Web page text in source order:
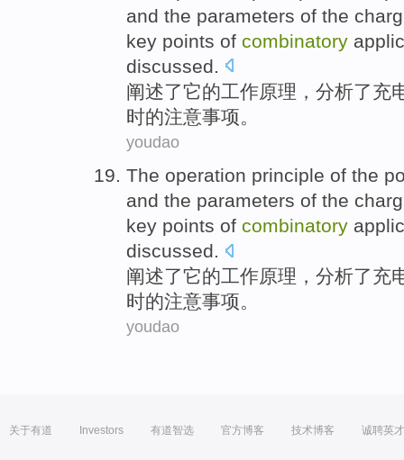
and the parameters of the
key points of combinatory
discussed
阐述了它的工作原理 ， 分析了充
时的注意事项。
youdao
The operation principle of the
and the parameters of the
key points of combinatory
discussed.
阐述了它的工作原理 ， 分析了充
时的注意事项。
youdao
关于有道 Investors 有道智选 官方博客 技术博客 诚聘英才